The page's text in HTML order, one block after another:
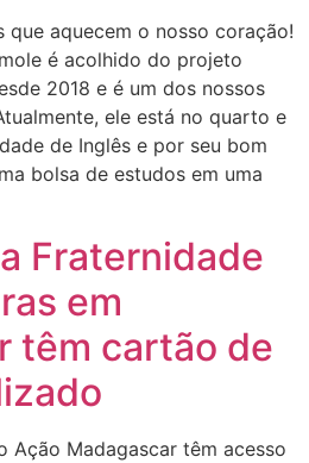
que aquecem o nosso coração!
é acolhido do projeto
2018 e é um dos nossos
ele está no quarto e
de Inglês e por seu bom
bolsa de estudos em uma
Fraternidade
em
têm cartão de
Ação Madagascar têm acesso